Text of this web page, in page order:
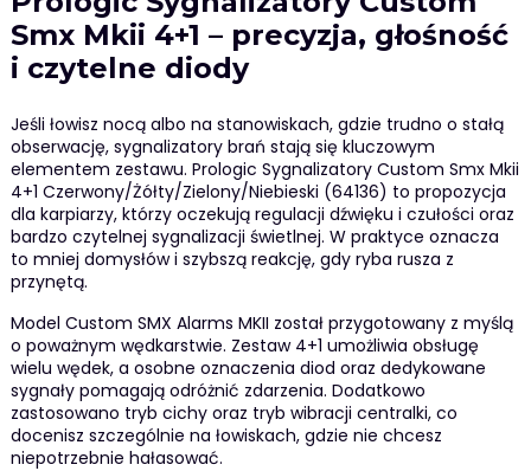
Smx Mkii 4+1 – precyzja, głośność
i czytelne diody
Jeśli łowisz nocą albo na stanowiskach, gdzie trudno o stałą
obserwację, sygnalizatory brań stają się kluczowym
elementem zestawu. Prologic Sygnalizatory Custom Smx Mkii
4+1 Czerwony/Żółty/Zielony/Niebieski (64136) to propozycja
dla karpiarzy, którzy oczekują regulacji dźwięku i czułości oraz
bardzo czytelnej sygnalizacji świetlnej. W praktyce oznacza
to mniej domysłów i szybszą reakcję, gdy ryba rusza z
przynętą.
Model Custom SMX Alarms MKII został przygotowany z myślą
o poważnym wędkarstwie. Zestaw 4+1 umożliwia obsługę
wielu wędek, a osobne oznaczenia diod oraz dedykowane
sygnały pomagają odróżnić zdarzenia. Dodatkowo
zastosowano tryb cichy oraz tryb wibracji centralki, co
docenisz szczególnie na łowiskach, gdzie nie chcesz
niepotrzebnie hałasować.